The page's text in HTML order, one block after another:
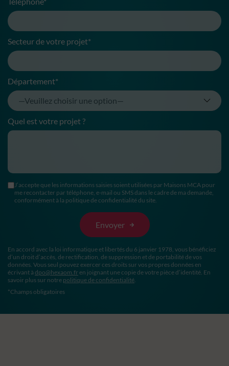
Secteur de votre projet*
Département*
Quel est votre projet ?
J’accepte que les informations saisies soient utilisées par Maisons MCA pour
me recontacter par téléphone, e-mail ou SMS dans le cadre de ma demande,
conformément à la politique de confidentialité du site.
En accord avec la loi informatique et libertés du 6 janvier 1978, vous bénéficiez
d’un droit d’accès, de rectification, de suppression et de portabilité de vos
données. Vous seul pouvez exercer ces droits sur vos propres données en
écrivant à dpo@hexaom.fr en joignant une copie de votre pièce d’identité. En
savoir plus sur notre politique de confidentialité.
*Champs obligatoires